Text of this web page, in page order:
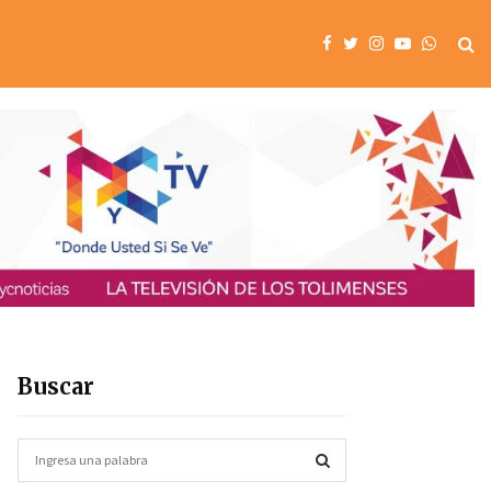
Buscar